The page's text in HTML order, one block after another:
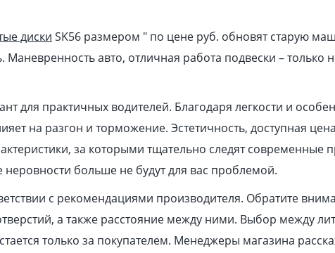
диски SK56 размером ″ по цене руб. обновят старую
Маневренность авто, отличная работа подвески – только
для практичных водителей. Благодаря легкости и
на разгон и торможение. Эстетичность, доступная
за которыми тщательно следят современные
больше не будут для вас проблемой.
с рекомендациями производителя. Обратите
а также расстояние между ними. Выбор между
только за покупателем. Менеджеры магазина